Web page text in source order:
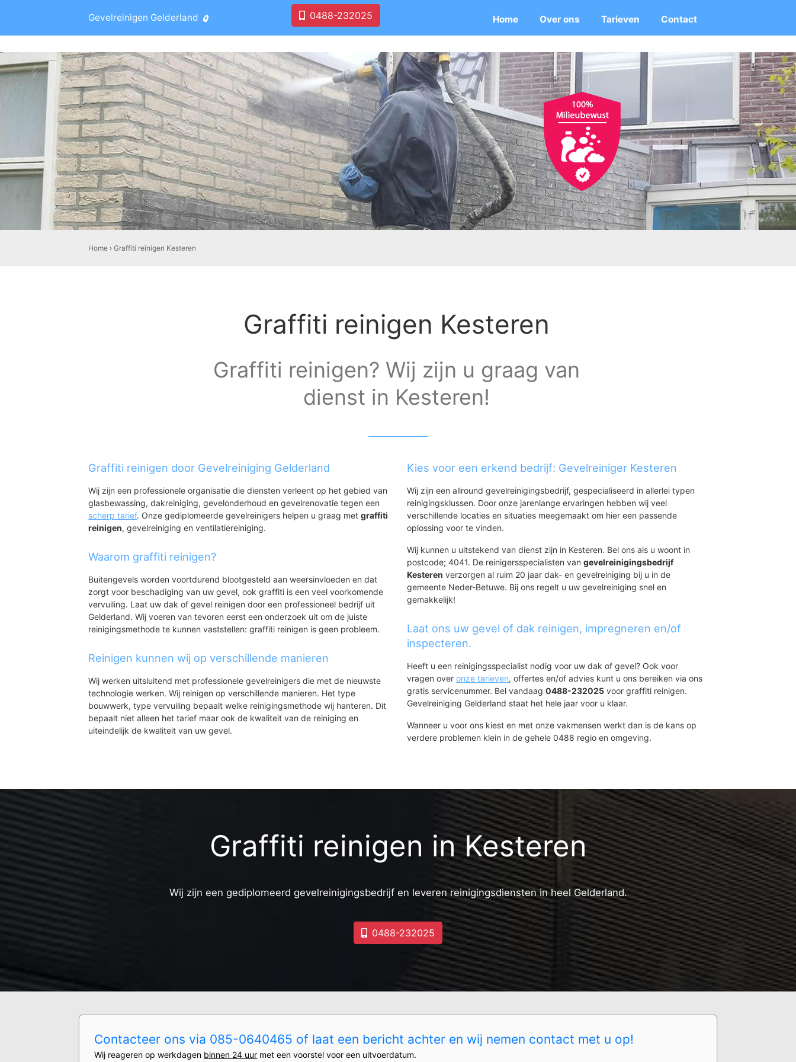
Gevelreinigen Gelderland 0488-232025 Home Over ons Tarieven Contact
Home ›Graffiti reinigen Kesteren
Graffiti reinigen Kesteren
Graffiti reinigen? Wij zijn u graag van
dienst in Kesteren!
Graffiti reinigen door Gevelreiniging Gelderland
Wij zijn een professionele organisatie die diensten verleent op het gebied van
glasbewassing, dakreiniging, gevelonderhoud en gevelrenovatie tegen een
scherp tarief. Onze gediplomeerde gevelreinigers helpen u graag metgraffiti
reinigen, gevelreiniging en ventilatiereiniging.
Waarom graffiti reinigen?
Buitengevels worden voortdurend blootgesteld aan weersinvloeden en dat
zorgt voor beschadiging van uw gevel, ook graffiti is een veel voorkomende
vervuiling. Laat uw dak of gevel reinigen door een professioneel bedrijf uit
Gelderland. Wij voeren van tevoren eerst een onderzoek uit om de juiste
reinigingsmethode te kunnen vaststellen: graffiti reinigen is geen probleem.
Reinigen kunnen wij op verschillende manieren
Wij werken uitsluitend met professionele gevelreinigers die met de nieuwste
technologie werken. Wij reinigen op verschillende manieren. Het type
bouwwerk, type vervuiling bepaalt welke reinigingsmethode wij hanteren. Dit
bepaalt niet alleen het tarief maar ook de kwaliteit van de reiniging en
uiteindelijk de kwaliteit van uw gevel.
Kies voor een erkend bedrijf: Gevelreiniger Kesteren
Wij zijn een allround gevelreinigingsbedrijf, gespecialiseerd in allerlei typen
reinigingsklussen. Door onze jarenlange ervaringen hebben wij veel
verschillende locaties en situaties meegemaakt om hier een passende
oplossing voor te vinden.
Wij kunnen u uitstekend van dienst zijn in Kesteren. Bel ons als u woont in
postcode; 4041. De reinigersspecialisten van gevelreinigingsbedrijf
Kesteren verzorgen al ruim 20 jaar dak- en gevelreiniging bij u in de
gemeente Neder-Betuwe. Bij ons regelt u uw gevelreiniging snel en
gemakkelijk!
Laat ons uw gevel of dak reinigen, impregneren en/of
inspecteren.
Heeft u een reinigingsspecialist nodig voor uw dak of gevel? Ook voor
vragen over onze tarieven, offertes en/of advies kunt u ons bereiken via ons
gratis servicenummer. Bel vandaag 0488-232025 voor graffiti reinigen.
Gevelreiniging Gelderland staat het hele jaar voor u klaar.
Wanneer u voor ons kiest en met onze vakmensen werkt dan is de kans op
verdere problemen klein in de gehele 0488 regio en omgeving.
Graffiti reinigen in Kesteren
Wij zijn een gediplomeerd gevelreinigingsbedrijf en leveren reinigingsdiensten in heel Gelderland.
0488-232025
Contacteer ons via 085-0640465 of laat een bericht achter en wij nemen contact met u op!
Wij reageren op werkdagen binnen 24 uur met een voorstel voor een uitvoerdatum.